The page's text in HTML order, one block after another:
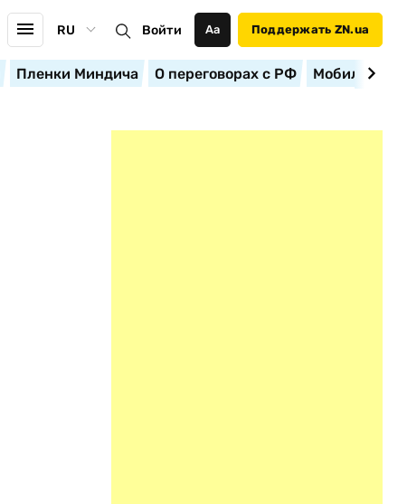
RU Войти Аа Поддержать ZN.ua
Пленки Миндича О переговорах с РФ